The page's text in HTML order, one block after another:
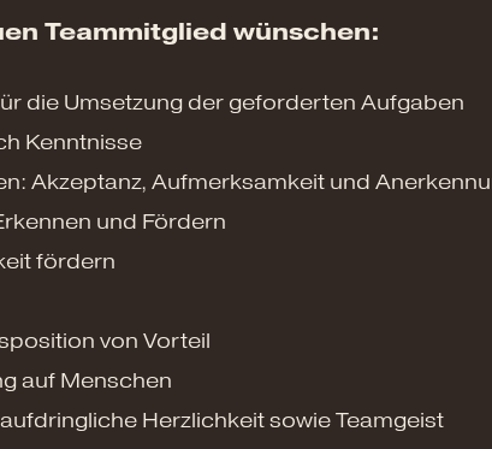
Teammitglied wünschen:
die Umsetzung der geforderten Aufgaben
Kenntnisse
Akzeptanz, Aufmerksamkeit und
und Fördern
fördern
von Vorteil
auf Menschen
Herzlichkeit sowie Teamgeist